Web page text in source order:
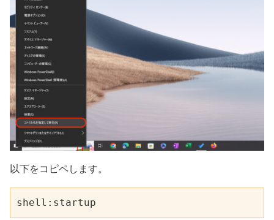
以下をコピペします。
shell:startup